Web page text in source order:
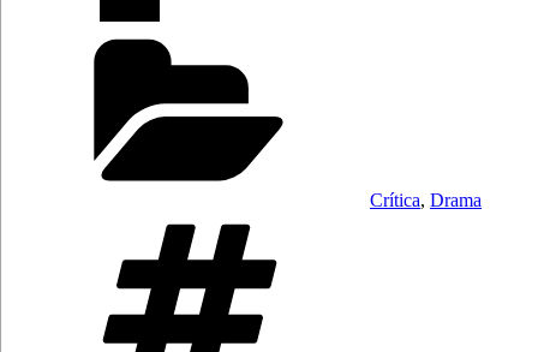
Crítica, Drama